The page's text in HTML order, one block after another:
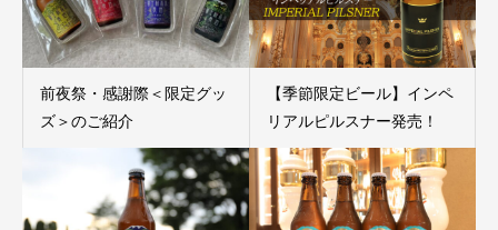
前夜祭・感謝際＜限定グッ
ズ＞のご紹介
【季節限定ビール】インペ
リアルピルスナー発売！